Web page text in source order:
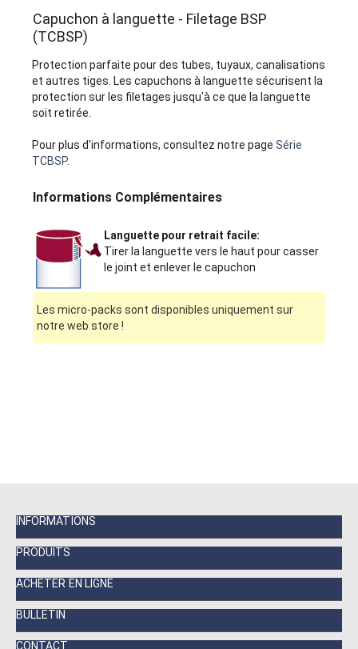
Capuchon à languette - Filetage BSP
(TCBSP)
Protection parfaite pour des tubes, tuyaux, canalisations
et autres tiges. Les capuchons à languette sécurisent la
protection sur les filetages jusqu'à ce que la languette
soit retirée.
Pour plus d'informations, consultez notre pageSérie
TCBSP.
Informations Complémentaires
Languette pour retrait facile:
Tirer la languette vers le haut pour casser
le joint et enlever le capuchon
Les micro-packs sont disponibles uniquement sur
notre web store !
INFORMATIONS
PRODUITS
ACHETER EN LIGNE
BULLETIN
CONTACT